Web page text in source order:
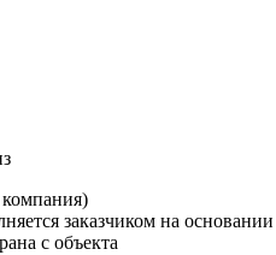
заказчиком на
с объекта